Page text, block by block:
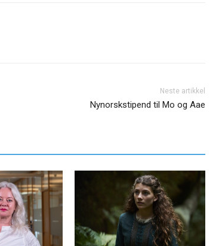
Neste artikkel
Nynorskstipend til Mo og Aae